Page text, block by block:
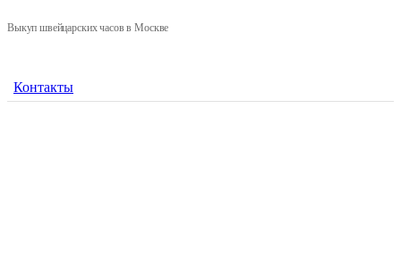
Выкуп швейцарских часов в Москве
Контакты